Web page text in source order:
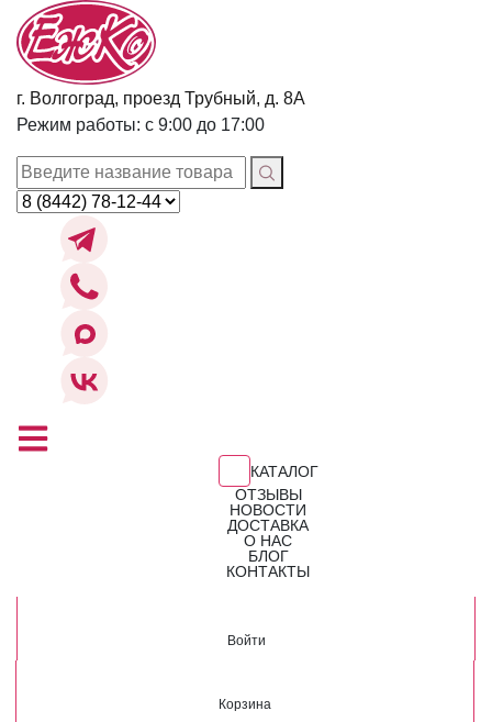
г. Волгоград, проезд Трубный, д. 8А
Режим работы: с 9:00 до 17:00
КАТАЛОГ
ОТЗЫВЫ
НОВОСТИ
ДОСТАВКА
О НАС
БЛОГ
КОНТАКТЫ
Войти
Корзина